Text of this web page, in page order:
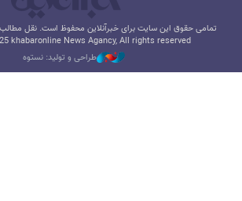
تمامی حقوق این سایت برای خبرآنلاین محفوظ است. نقل مطالب
khabaronline News Agancy, All rights reserved
طراحی و تولید: نستوه